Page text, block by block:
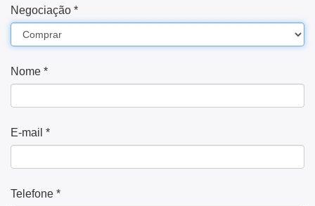
Negociação *
Nome *
E-mail *
Telefone *